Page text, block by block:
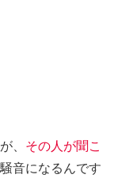
、 その人が聞こ
音になるんです